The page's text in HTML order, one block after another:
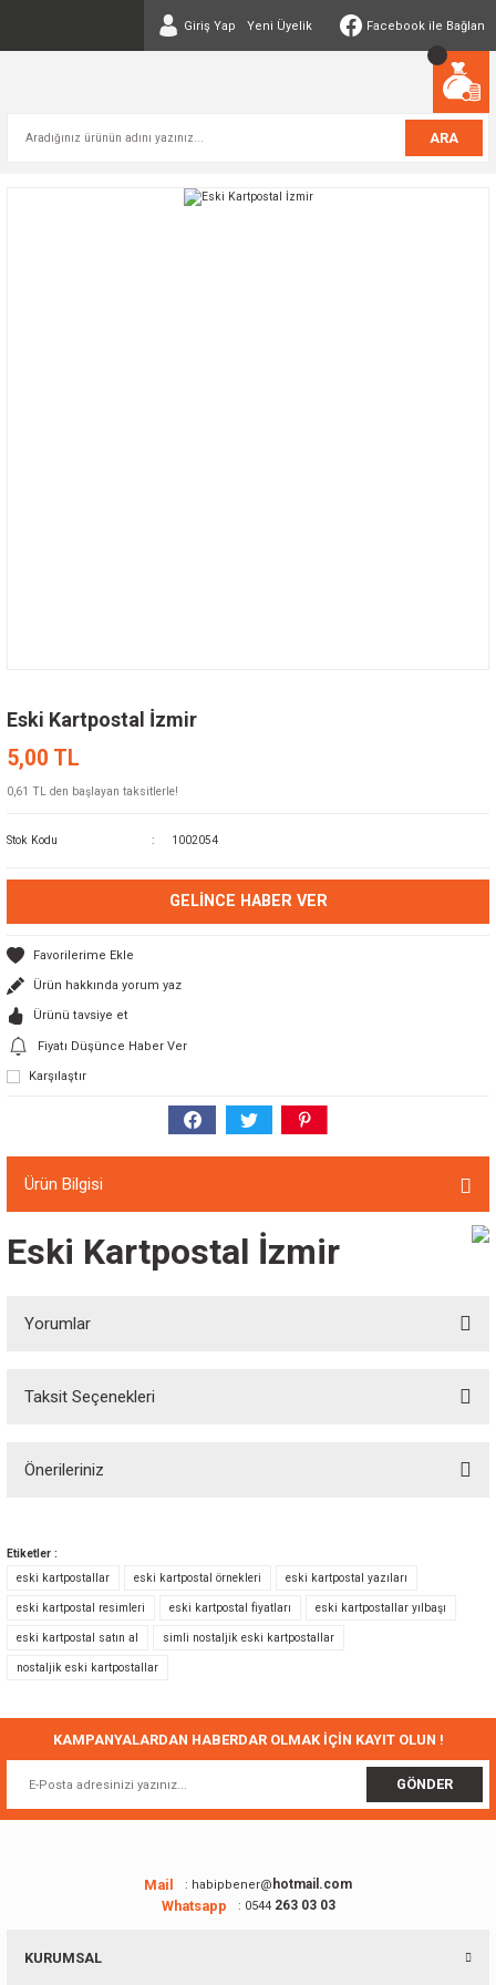
Giriş Yap Yeni Üyelik Facebook ile Bağlan
ARA
Eski Kartpostal İzmir
5,00 TL
0,61 TL den başlayan taksitlerle!
Stok Kodu 1002054
GELINCE HABER VER
Ürün hakkında yorum yaz
Ürünü tavsiye et
Fiyatı Düşünce Haber Ver
Karşılaştır
Ürün Bilgisi
Eski Kartpostal İzmir
Yorumlar
Taksit Seçenekleri
Önerileriniz
Görüş ve önerileriniz için teşekkür ederiz.
Ürün resmi kalitesiz, bozuk veya görüntülenemiyor.
Ürün açıklamasında eksik bilgiler bulunuyor.
Ürün fiyatı diğer sitelerden daha pahalı.
Bu ürüne benzer farklı alternatifler olmalı.
Gönder
Etiketler :
eski kartpostallar
eski kartpostal örnekleri eski kartpostal yazıları
eski kartpostal resimleri eski kartpostal fiyatları eski kartpostallar yılbaşı
eski kartpostal satın al simli nostaljik eski kartpostallar
nostaljik eski kartpostallar
KAMPANYALARDAN HABERDAR OLMAK İÇİN KAYIT OLUN !
GÖNDER
Mail : habipbener@ hotmail.com
Whatsapp : 0544263 03 03
KURUMSAL